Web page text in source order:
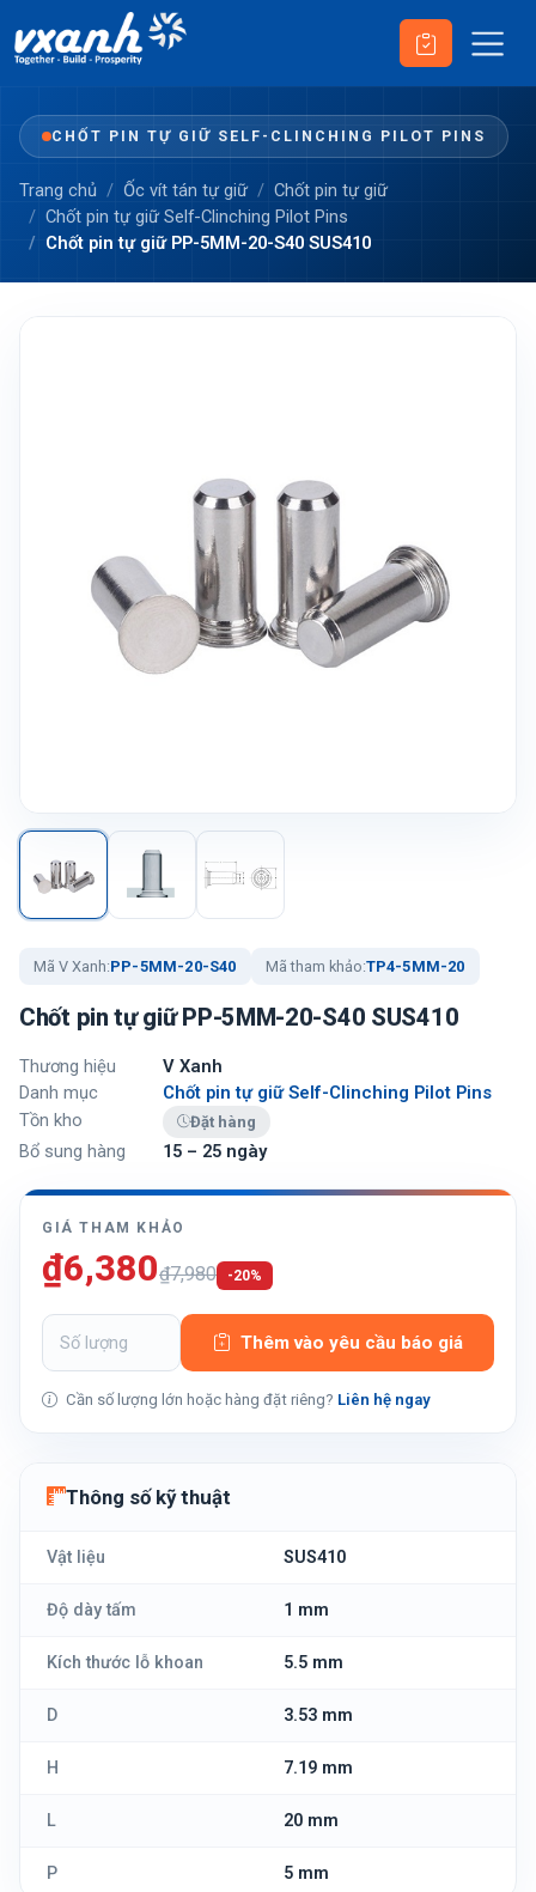
CHỐT PIN TỰ GIỮ SELF-CLINCHING PILOT PINS
Trang chủ Ốc vít tán tự giữ
Chốt pin tự giữ
Chốt pin tự giữ Self-Clinching Pilot Pins
Chốt pin tự giữ PP-5MM-20-S40 SUS410
Mã V Xanh:PP-5MM-20-S40 Mã tham khảo:TP4-5MM-20
Chốt pin tự giữ PP-5MM-20-S40 SUS410
Thương hiệu
V Xanh
Danh mục
Chốt pin tự giữ Self-Clinching Pilot Pins
Tồn kho
Đặt hàng
Bổ sung hàng 15 – 25 ngày
GIÁ THAM KHẢO
₫6,380₫7,980 -20%
Thêm vào yêu cầu báo giá
Cần số lượng lớn hoặc hàng đặt riêng? Liên hệ ngay
Thông số kỹ thuật
Vật liệu SUS410
Độ dày tấm 1 mm
Kích thước lỗ khoan 5.5 mm
D 3.53 mm
H 7.19 mm
L 20 mm
P 5 mm